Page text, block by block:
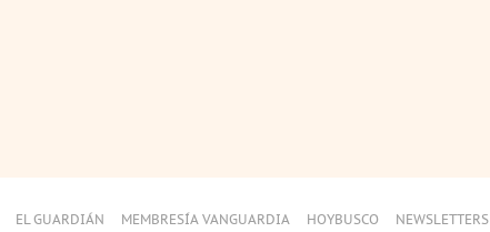
EL GUARDIÁN MEMBRESÍA VANGUARDIA HOYBUSCO NEWSLETTERS